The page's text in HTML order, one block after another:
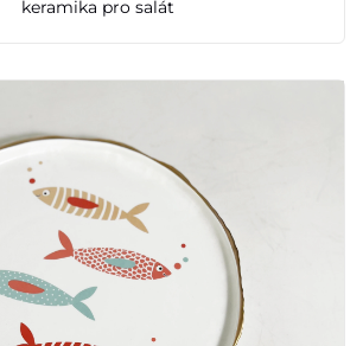
keramika pro salát